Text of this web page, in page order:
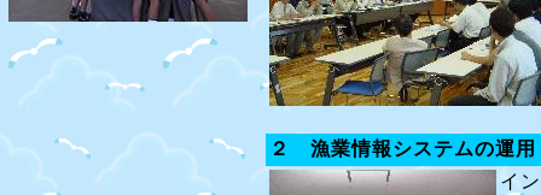
２ 漁業情報システムの運用
イ